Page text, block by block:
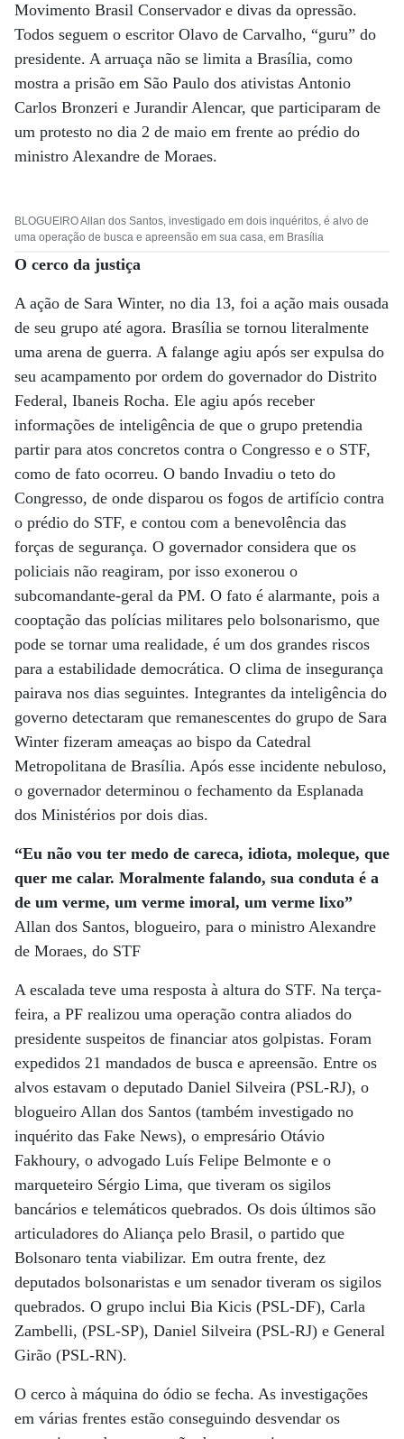
Movimento Brasil Conservador e divas da opressão.
Todos seguem o escritor Olavo de Carvalho, “guru” do
presidente. A arruaça não se limita a Brasília, como
mostra a prisão em São Paulo dos ativistas Antonio
Carlos Bronzeri e Jurandir Alencar, que participaram de
um protesto no dia 2 de maio em frente ao prédio do
ministro Alexandre de Moraes.
BLOGUEIRO Allan dos Santos, investigado em dois inquéritos, é alvo de
uma operação de busca e apreensão em sua casa, em Brasília
O cerco da justiça
A ação de Sara Winter, no dia 13, foi a ação mais ousada
de seu grupo até agora. Brasília se tornou literalmente
uma arena de guerra. A falange agiu após ser expulsa do
seu acampamento por ordem do governador do Distrito
Federal, Ibaneis Rocha. Ele agiu após receber
informações de inteligência de que o grupo pretendia
partir para atos concretos contra o Congresso e o STF,
como de fato ocorreu. O bando Invadiu o teto do
Congresso, de onde disparou os fogos de artifício contra
o prédio do STF, e contou com a benevolência das
forças de segurança. O governador considera que os
policiais não reagiram, por isso exonerou o
subcomandante-geral da PM. O fato é alarmante, pois a
cooptação das polícias militares pelo bolsonarismo, que
pode se tornar uma realidade, é um dos grandes riscos
para a estabilidade democrática. O clima de insegurança
pairava nos dias seguintes. Integrantes da inteligência do
governo detectaram que remanescentes do grupo de Sara
Winter fizeram ameaças ao bispo da Catedral
Metropolitana de Brasília. Após esse incidente nebuloso,
o governador determinou o fechamento da Esplanada
dos Ministérios por dois dias.
“Eu não vou ter medo de careca, idiota, moleque, que
quer me calar. Moralmente falando, sua conduta é a
de um verme, um verme imoral, um verme lixo”
Allan dos Santos, blogueiro, para o ministro Alexandre
de Moraes, do STF
A escalada teve uma resposta à altura do STF. Na terça-
feira, a PF realizou uma operação contra aliados do
presidente suspeitos de financiar atos golpistas. Foram
expedidos 21 mandados de busca e apreensão. Entre os
alvos estavam o deputado Daniel Silveira (PSL-RJ), o
blogueiro Allan dos Santos (também investigado no
inquérito das Fake News), o empresário Otávio
Fakhoury, o advogado Luís Felipe Belmonte e o
marqueteiro Sérgio Lima, que tiveram os sigilos
bancários e telemáticos quebrados. Os dois últimos são
articuladores do Aliança pelo Brasil, o partido que
Bolsonaro tenta viabilizar. Em outra frente, dez
deputados bolsonaristas e um senador tiveram os sigilos
quebrados. O grupo inclui Bia Kicis (PSL-DF), Carla
Zambelli, (PSL-SP), Daniel Silveira (PSL-RJ) e General
Girão (PSL-RN).
O cerco à máquina do ódio se fecha. As investigações
em várias frentes estão conseguindo desvendar os